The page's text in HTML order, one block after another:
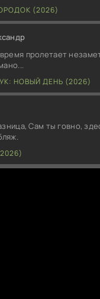
(2026)
пролетает
НОВЫЙ ДЕНЬ (2026)
Сам ты говно,